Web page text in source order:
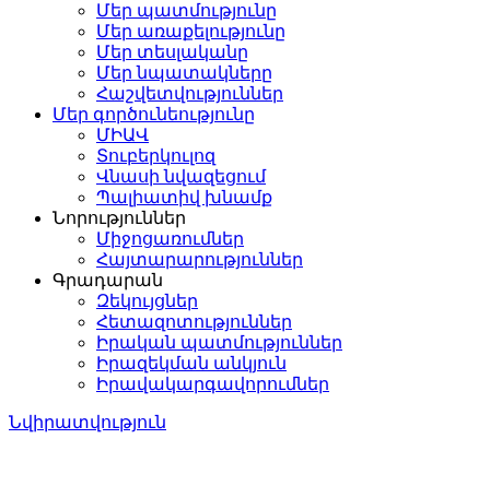
Մեր պատմությունը
Մեր առաքելությունը
Մեր տեսլականը
Մեր նպատակները
Հաշվետվություններ
Մեր գործունեությունը
ՄԻԱՎ
Տուբերկուլոզ
Վնասի նվազեցում
Պալիատիվ խնամք
Նորություններ
Միջոցառումներ
Հայտարարություններ
Գրադարան
Զեկույցներ
Հետազոտություններ
Իրական պատմություններ
Իրազեկման անկյուն
Իրավակարգավորումներ
Նվիրատվություն